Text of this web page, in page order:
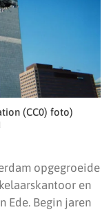
(CC0) foto)
opgegroeide
en
Ede. Begin jaren